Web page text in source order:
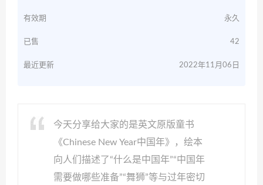
有效期 永久
已售 42
最近更新 2022年11月06日
今天分享给大家的是英文原版童书
《Chinese New Year中国年》，绘本
向人们描述了“什么是中国年”“中国年
需要做哪些准备”“舞狮”等与过年密切